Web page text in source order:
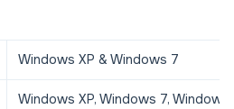
Windows XP & Windows 7
Windows XP, Windows 7, Windows